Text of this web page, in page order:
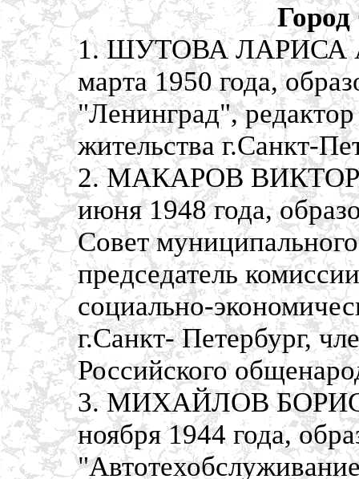
1. ШУТОВА ЛАРИСА
марта 1950 года,
"Ленинград",
жительства г.Санкт-
2. МАКАРОВ ВИКТОР
июня 1948 года,
Совет
председатель
социально-
г.Санкт- Петербург,
Российского
3. МИХАЙЛОВ БОРИС
ноября 1944 года,